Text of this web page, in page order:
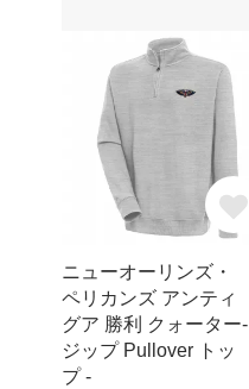
ニューオーリンズ・
ペリカンズ アンティ
グア 勝利 クォーター-
ジップ Pullover トッ
プ -